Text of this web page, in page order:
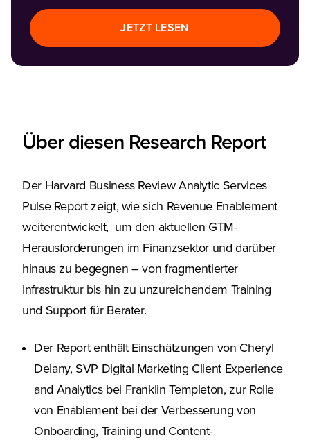
Über diesen Research Report
Der Harvard Business Review Analytic Services
Pulse Report zeigt, wie sich Revenue Enablement
weiterentwickelt, um den aktuellen GTM-
Herausforderungen im Finanzsektor und darüber
hinaus zu begegnen – von fragmentierter
Infrastruktur bis hin zu unzureichendem Training
und Support für Berater.
Der Report enthält Einschätzungen von Cheryl
Delany, SVP Digital Marketing Client Experience
and Analytics bei Franklin Templeton, zur Rolle
von Enablement bei der Verbesserung von
Onboarding, Training und Content-
JETZT LESEN